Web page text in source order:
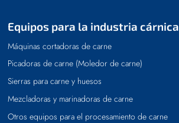
Equipos para la industria cárnica
Máquinas cortadoras de carne
Picadoras de carne (Moledor de carne)
Sierras para carne y huesos
Mezcladoras y marinadoras de carne
Otros equipos para el procesamiento de carne